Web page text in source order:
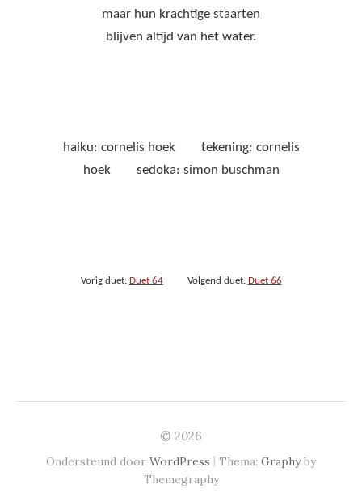
maar hun krachtige staarten
blijven altijd van het water.
haiku: cornelis hoek tekening: cornelis
hoek sedoka: simon buschman
Vorig duet: Duet 64Volgend duet: Duet 66
© 2026
Ondersteund door WordPress | Thema: Graphyby
Themegraphy